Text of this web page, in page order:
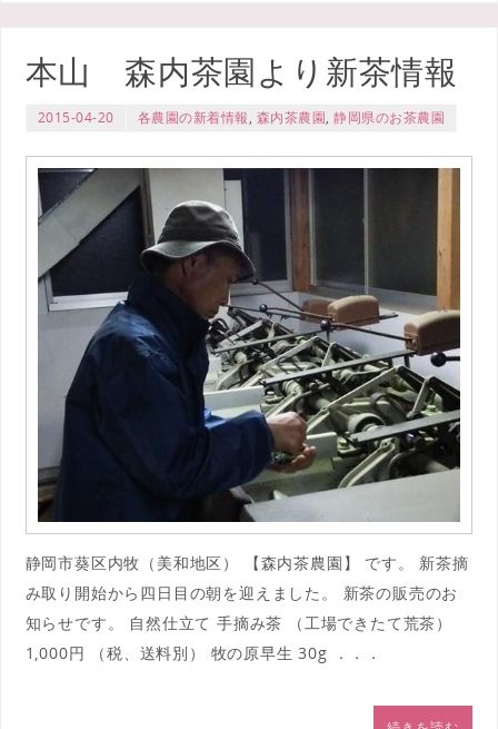
本山 森内茶園より新茶情報
2015-04-20 各農園の新着情報, 森内茶農園,静岡県のお茶農園
静岡市葵区内牧（美和地区） 【森内茶農園】 です。 新茶摘
み取り開始から四日目の朝を迎えました。 新茶の販売のお
知らせです。 自然仕立て 手摘み茶 （工場できたて荒茶）
1,000円 （税、送料別） 牧の原早生 30g ．．．